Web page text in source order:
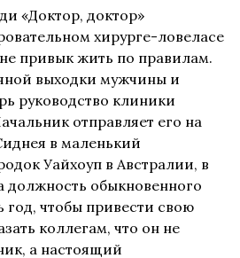
«Доктор, доктор»
хирурге-ловеласе
привык жить по правилам.
выходки мужчины и
руководство клиники
отправляет его на
в маленький
Уайхоуп в Австралии, в
должность обыкновенного
год, чтобы привести свою
коллегам, что он не
а настоящий